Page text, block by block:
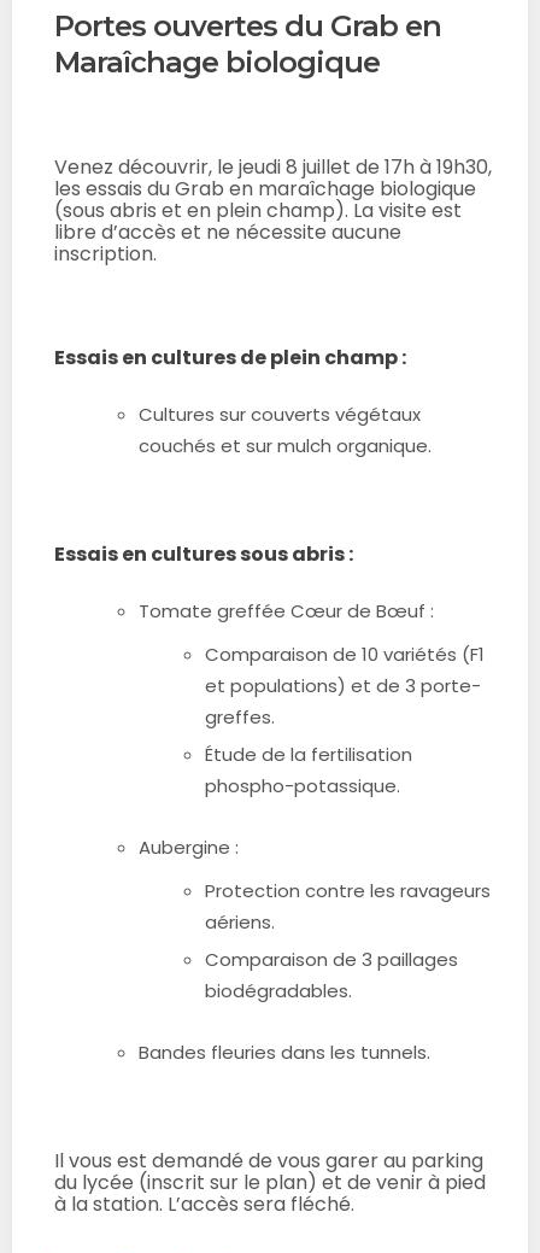
Portes ouvertes du Grab en
Maraîchage biologique
Venez découvrir, le jeudi 8 juillet de 17h à 19h30,
les essais du Grab en maraîchage biologique
(sous abris et en plein champ). La visite est
libre d’accès et ne nécessite aucune
inscription.
Essais en cultures de plein champ :
Cultures sur couverts végétaux
couchés et sur mulch organique.
Essais en cultures sous abris :
Tomate greffée Cœur de Bœuf :
Comparaison de 10 variétés (F1
et populations) et de 3 porte-
greffes.
Étude de la fertilisation
phospho-potassique.
Aubergine :
Protection contre les ravageurs
aériens.
Comparaison de 3 paillages
biodégradables.
Bandes fleuries dans les tunnels.
Il vous est demandé de vous garer au parking
du lycée (inscrit sur le plan) et de venir à pied
à la station. L’accès sera fléché.